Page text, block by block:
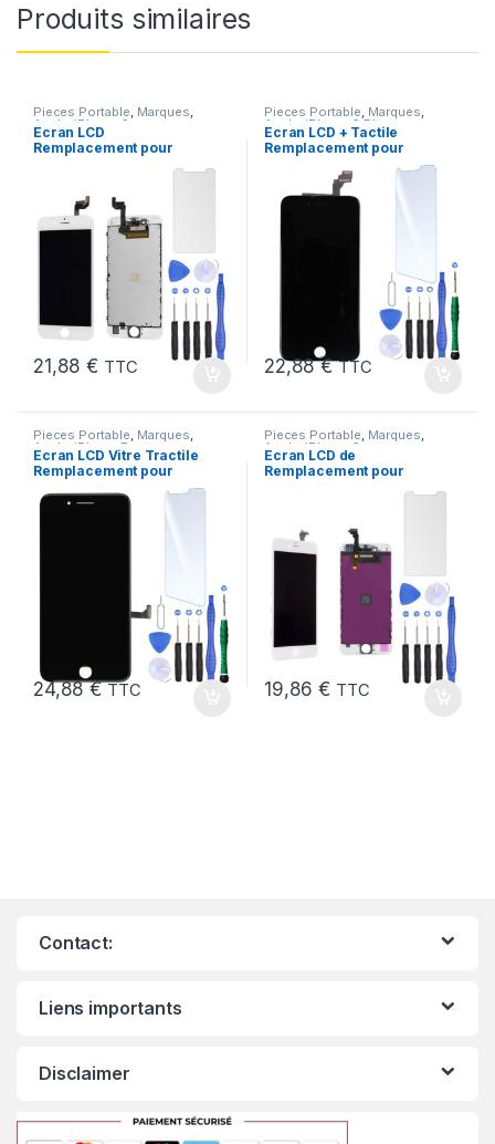
Produits similaires
Pieces Portable, Marques,
Apple iPhone 6s
Ecran LCD
Remplacement pour
21,88€ TTC
Pieces Portable, Marques,
Apple iPhone 6 Plus
Ecran LCD + Tactile
Remplacement pour
iPhone 6 Plus Noir + Kit
22,88€ TTC
Pieces Portable, Marques,
Apple iPhone 7
Ecran LCD Vitre Tractile
Remplacement pour
24,88€ TTC
Pieces Portable, Marques,
Apple iPhone 6
Ecran LCD de
Remplacement pour
19,86€ TTC
Contact:
Liens importants
Disclaimer